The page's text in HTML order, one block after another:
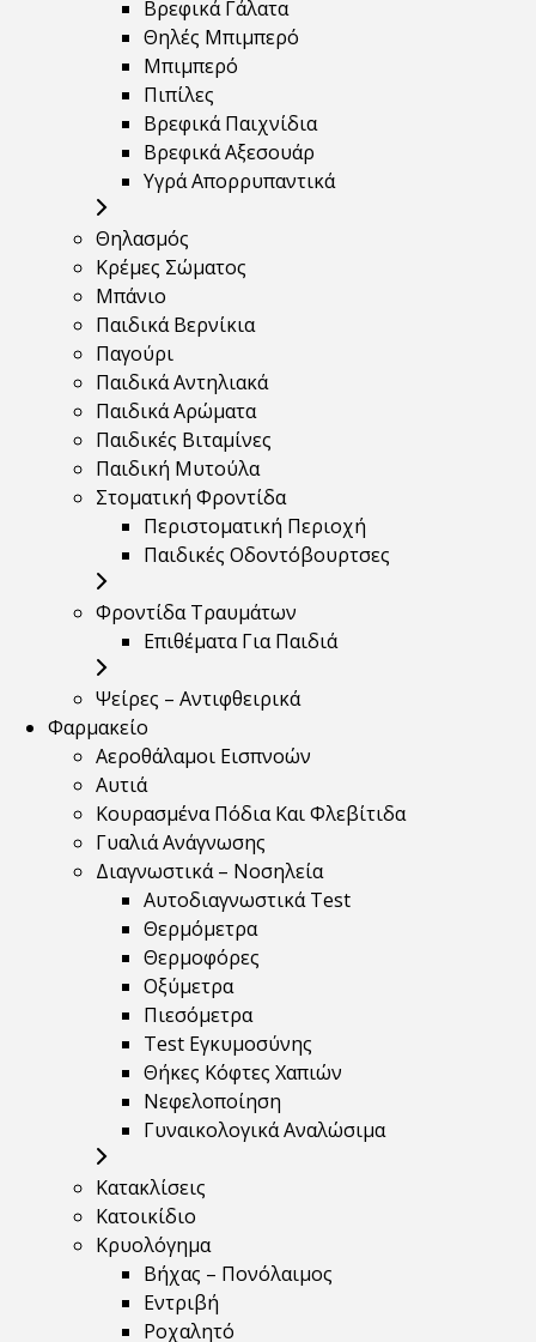
Βρεφικά Γάλατα
Θηλές Μπιμπερό
Μπιμπερό
Πιπίλες
Βρεφικά Παιχνίδια
Βρεφικά Αξεσουάρ
Υγρά Απορρυπαντικά
Θηλασμός
Κρέμες Σώματος
Μπάνιο
Παιδικά Βερνίκια
Παγούρι
Παιδικά Αντηλιακά
Παιδικά Αρώματα
Παιδικές Βιταμίνες
Παιδική Μυτούλα
Στοματική Φροντίδα
Περιστοματική Περιοχή
Παιδικές Οδοντόβουρτσες
Φροντίδα Τραυμάτων
Επιθέματα Για Παιδιά
Ψείρες – Αντιφθειρικά
Φαρμακείο
Αεροθάλαμοι Εισπνοών
Αυτιά
Κουρασμένα Πόδια Και Φλεβίτιδα
Γυαλιά Ανάγνωσης
Διαγνωστικά – Νοσηλεία
Αυτοδιαγνωστικά Test
Θερμόμετρα
Θερμοφόρες
Οξύμετρα
Πιεσόμετρα
Test Εγκυμοσύνης
Θήκες Κόφτες Χαπιών
Νεφελοποίηση
Γυναικολογικά Αναλώσιμα
Κατακλίσεις
Κατοικίδιο
Κρυολόγημα
Βήχας – Πονόλαιμος
Εντριβή
Ροχαλητό